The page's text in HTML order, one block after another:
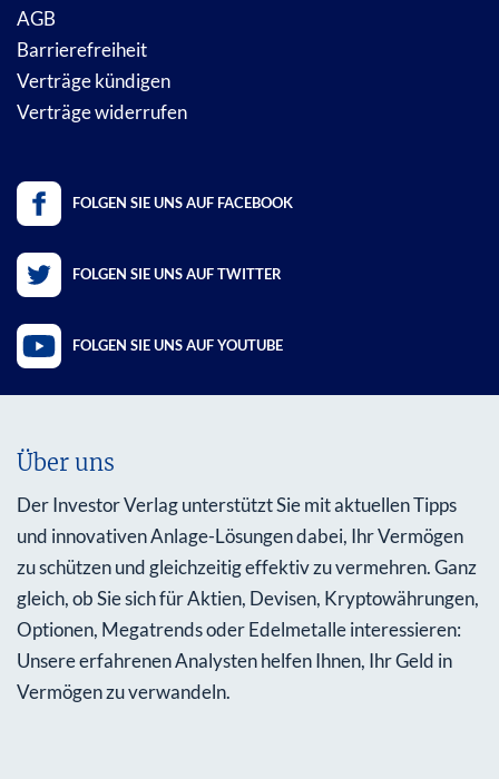
AGB
Barrierefreiheit
Verträge kündigen
Verträge widerrufen
FOLGEN SIE UNS AUF FACEBOOK
FOLGEN SIE UNS AUF TWITTER
FOLGEN SIE UNS AUF YOUTUBE
Über uns
Der Investor Verlag unterstützt Sie mit aktuellen Tipps
und innovativen Anlage-Lösungen dabei, Ihr Vermögen
zu schützen und gleichzeitig effektiv zu vermehren. Ganz
gleich, ob Sie sich für Aktien, Devisen, Kryptowährungen,
Optionen, Megatrends oder Edelmetalle interessieren:
Unsere erfahrenen Analysten helfen Ihnen, Ihr Geld in
Vermögen zu verwandeln.